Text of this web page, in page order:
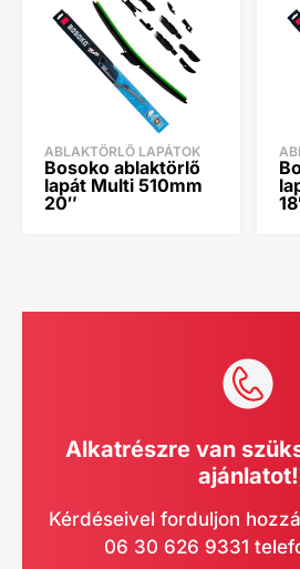
ABLAKTÖRLŐ LAPÁTOK
Bosoko ablaktörlő
lapát Multi 510mm
20″
Alkatrészre van
ajánlatot!
Kérdéseivel forduljon
06 30 626 9331